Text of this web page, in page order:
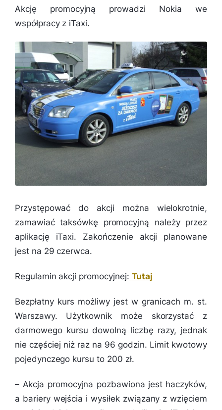
Akcję promocyjną prowadzi Nokia we
współpracy z iTaxi.
Przystępować do akcji można wielokrotnie,
zamawiać taksówkę promocyjną należy przez
aplikację iTaxi. Zakończenie akcji planowane
jest na 29 czerwca.
Regulamin akcji promocyjnej: Tutaj
Bezpłatny kurs możliwy jest w granicach m. st.
Warszawy. Użytkownik może skorzystać z
darmowego kursu dowolną liczbę razy, jednak
nie częściej niż raz na 96 godzin. Limit kwotowy
pojedynczego kursu to 200 zł.
– Akcja promocyjna pozbawiona jest haczyków,
a bariery wejścia i wysiłek związany z wzięciem